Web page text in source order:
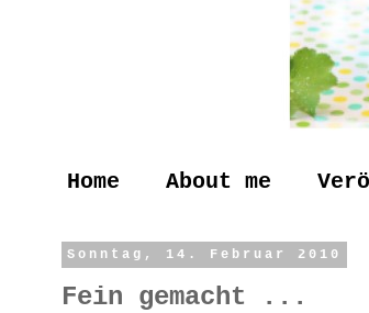
Home About me
Sonntag, 14. Februar 2010
Fein gemacht ...